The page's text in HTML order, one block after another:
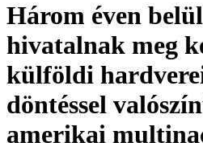
Három éven
hivatalnak meg
külföldi
döntéssel
amerikai